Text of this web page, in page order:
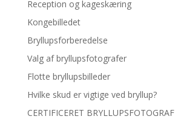
Reception og kageskæring
Kongebilledet
Bryllupsforberedelse
Valg af bryllupsfotografer
Flotte bryllupsbilleder
Hvilke skud er vigtige ved bryllup?
CERTIFICERET BRYLLUPSFOTOGRAF